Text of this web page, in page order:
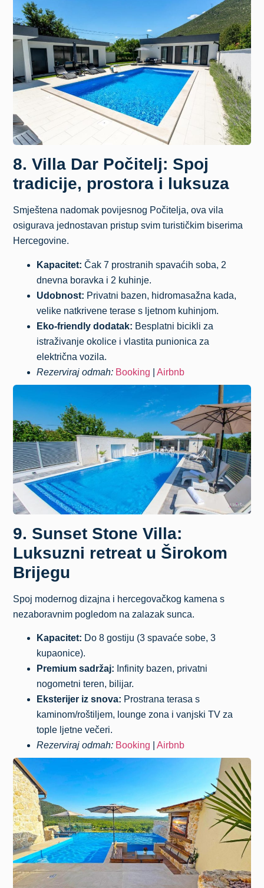
8. Villa Dar Počitelj: Spoj
tradicije, prostora i luksuza
Smještena nadomak povijesnog Počitelja, ova vila
osigurava jednostavan pristup svim turističkim biserima
Hercegovine.
Kapacitet: Čak 7 prostranih spavaćih soba, 2
dnevna boravka i 2 kuhinje.
Udobnost: Privatni bazen, hidromasažna kada,
velike natkrivene terase s ljetnom kuhinjom.
Eko-friendly dodatak: Besplatni bicikli za
istraživanje okolice i vlastita punionica za
električna vozila.
Rezerviraj odmah: Booking |Airbnb
9. Sunset Stone Villa:
Luksuzni retreat u Širokom
Brijegu
Spoj modernog dizajna i hercegovačkog kamena s
nezaboravnim pogledom na zalazak sunca.
Kapacitet: Do 8 gostiju (3 spavaće sobe, 3
kupaonice).
Premium sadržaj: Infinity bazen, privatni
nogometni teren, bilijar.
Eksterijer iz snova: Prostrana terasa s
kaminom/roštiljem, lounge zona i vanjski TV za
tople ljetne večeri.
Rezerviraj odmah: Booking |Airbnb